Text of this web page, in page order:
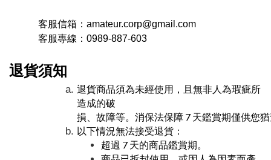
客服信箱：amateur.corp@gmail.com
客服專線：0989-887-603
退貨須知
退貨商品須為未經使用，且無非人為瑕疵所
造成的破
損 、故障等。消保法保障 7 天鑑賞期僅供您
以下情況無法接受退貨：
超過 7 天的商品鑑賞期。